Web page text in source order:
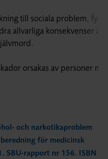
till sociala problem,
allvarliga konsekvenser är
orsakas av personer
och narkotikaproblem
för medicinsk
SBU-rapport nr 156. ISBN